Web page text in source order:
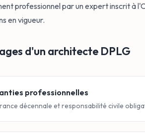
professionnel par un expert inscrit à
en vigueur.
d'un architecte DPLG
professionnelles
décennale et responsabilité civile